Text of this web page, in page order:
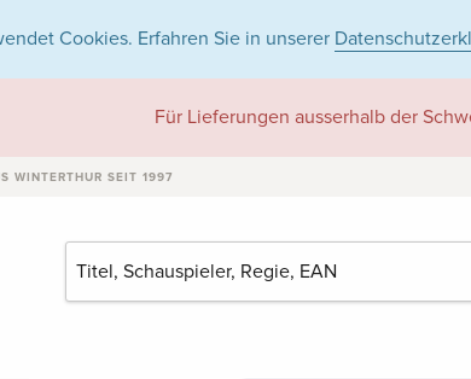
Cookies. Erfahren Sie in unserer
Für Lieferungen ausserhalb der
WINTERTHUR SEIT 1997